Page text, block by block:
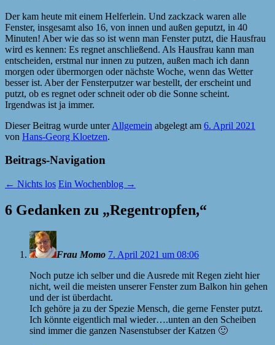
Der kam heute mit einem Helferlein. Und zackzack waren alle
Fenster, insgesamt also 16, von innen und außen geputzt, in 40
Minuten! Aber wie das so ist wenn man Fenster putzt, die Hausfrau
wird es kennen: Es regnet anschließend. Als Hausfrau kann man
entscheiden, erstmal nur innen zu putzen, außen mach ich dann
morgen oder übermorgen oder nächste Woche, wenn das Wetter
besser ist. Aber der Fensterputzer war bestellt, der erscheint und
putzt, ob es regnet oder schneit oder ob die Sonne scheint.
Irgendwas ist ja immer.
Dieser Beitrag wurde unterAllgemein abgelegt am 6. April 2021
von Hans-Georg Kloetzen.
Beitrags-Navigation
← Nichts los Ein Wochenblog →
6 Gedanken zu „Regentropfen,“
Frau Momo 7. April 2021 um 08:06
Noch putze ich selber und die Ausrede mit Regen zieht hier
nicht, weil die meisten unserer Fenster zum Balkon hin gehen
und der ist überdacht.
Ich gehöre ja zu der Spezie Mensch, die gerne Fenster putzt.
Ich könnte eigentlich mal wieder….unten an den Scheiben
sind immer die ganzen Nasenstubser der Katzen 🙂